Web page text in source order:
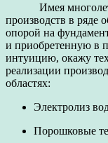
Имея
производств в ряде
опорой на
и приобретенную в
интуицию, окажу
реализации
областях:
Электролиз
Порошковые